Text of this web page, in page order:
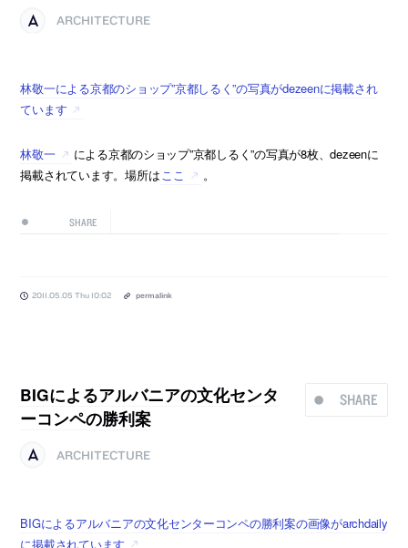
ARCHITECTURE
林敬一による京都のショップ”京都しるく”の写真がdezeenに掲載され
ています
林敬一
による京都のショップ”京都しるく”の写真が8枚、dezeenに
掲載されています。場所はここ 。
SHARE
2011.05.05 Thu 10:02 permalink
SHARE
BIGによるアルバニアの文化センタ
ーコンペの勝利案
ARCHITECTURE
BIGによるアルバニアの文化センターコンペの勝利案の画像がarchdaily
に掲載されています